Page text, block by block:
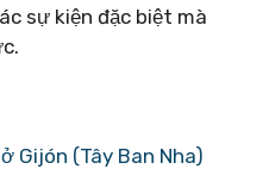
sự kiện đặc biệt mà
Gijón (Tây Ban Nha)